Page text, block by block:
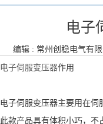
电子
编辑 : 常州创稳电气有限
电子伺服变压器作用
电子伺服变压器主要用在伺
此款产品具有体积小巧，不